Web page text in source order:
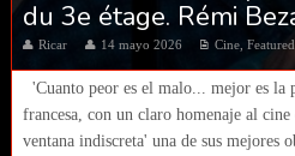
du 3e étage. Rémi
Ricar 14 mayo 2026 Cine, Featured
'Cuanto peor es el malo... mejor es la
francesa, con un claro homenaje al
ventana indiscreta' una de sus mejores